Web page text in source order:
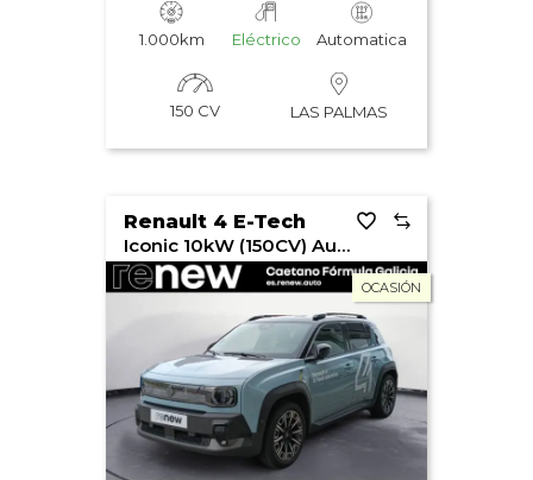
1.000km Eléctrico Automatica
150 CV LAS PALMAS
Renault 4 E-Tech
Iconic 10kW (150CV) Autonomía Conf
OCASIÓN